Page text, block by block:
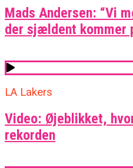
Mads Andersen: “Vi
der sjældent kommer
LA Lakers
Video: Øjeblikket,
rekorden